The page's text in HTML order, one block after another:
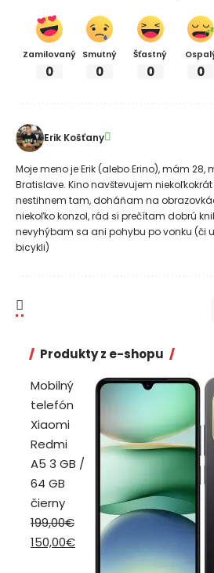
Zamilovaný
0
Smutný
0
Šťastný
0 0
Erik Košťany
Moje meno je Erik (alebo Erino), mám
Bratislave. Kino navštevujem
nestihnem tam, doháňam na
niekoľko konzol, rád si prečítam dobrú
nevyhýbam sa ani pohybu po vonku (či
bicykli)
Produkty z e-shopu
Mobilný
telefón
Xiaomi
Redmi
A5 3 GB /
64 GB
čierny
199,00€
Pôvodná
150,00€Aktuálna
cena